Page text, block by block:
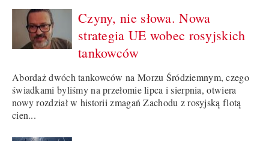
Czyny, nie słowa. Nowa
strategia UE wobec rosyjskich
tankowców
Abordaż dwóch tankowców na Morzu Śródziemnym, czego
świadkami byliśmy na przełomie lipca i sierpnia, otwiera
nowy rozdział w historii zmagań Zachodu z rosyjską flotą
cien...